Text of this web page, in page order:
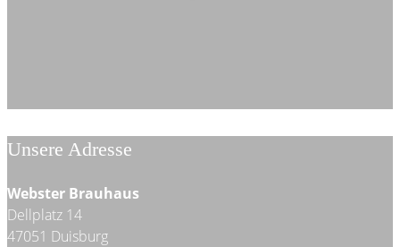
Unsere Adresse
Webster Brauhaus
Dellplatz 14
47051 Duisburg